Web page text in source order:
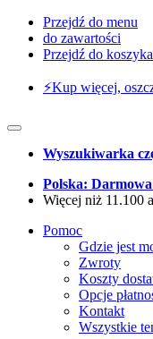
Przejdź do menu
do zawartości
Przejdź do koszyka
⚡️Kup więcej,
Wyszukiwarka
Polska:
Więcej niż 11.100
Pomoc
Gdzie jest
Zwroty
Koszty
Opcje
Kontakt
Wszystkie